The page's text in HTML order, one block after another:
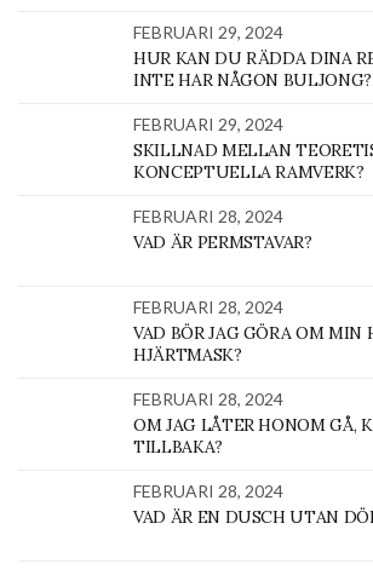
FEBRUARI 29, 2024
HUR KAN DU RÄDDA DINA
INTE HAR NÅGON BULJONG?
FEBRUARI 29, 2024
SKILLNAD MELLAN
KONCEPTUELLA RAMVERK?
FEBRUARI 28, 2024
VAD ÄR PERMSTAVAR?
FEBRUARI 28, 2024
VAD BÖR JAG GÖRA OM MIN
HJÄRTMASK?
FEBRUARI 28, 2024
OM JAG LÅTER HONOM GÅ,
TILLBAKA?
FEBRUARI 28, 2024
VAD ÄR EN DUSCH UTAN